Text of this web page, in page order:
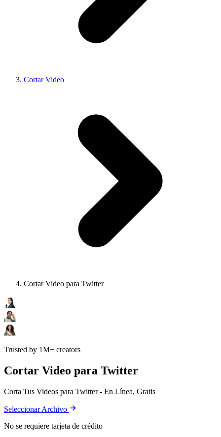
Cortar Video
Cortar Video para Twitter
Trusted by 1M+ creators
Cortar Video para Twitter
Corta Tus Videos para Twitter - En Línea, Gratis
Seleccionar Archivo
No se requiere tarjeta de crédito